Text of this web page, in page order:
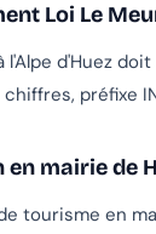
Loi Le
l'Alpe d'Huez
chiffres, préfixe
mairie de
tourisme en